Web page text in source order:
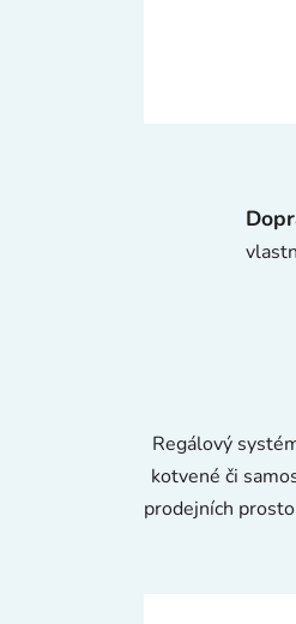
Regálový
kotvené či
prodejních